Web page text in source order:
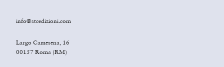
info@stcedizioni.com
Largo Camesena, 16
00157 Roma (RM)